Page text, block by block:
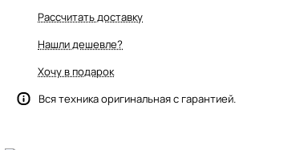
Рассчитать доставку
Нашли дешевле?
Хочу в подарок
Вся техника оригинальная с гарантией.